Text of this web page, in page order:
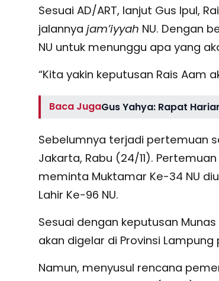
Sesuai AD/ART, lanjut Gus Ipul,
jalannya jam’iyyah NU. Dengan
NU untuk menunggu apa yang
“Kita yakin keputusan Rais Aam
Baca JugaGus Yahya: Rapat
Sebelumnya terjadi pertemuan
Jakarta, Rabu (24/11).
meminta Muktamar Ke-34 NU
Lahir Ke-96 NU.
Sesuai dengan keputusan
akan digelar di Provinsi
Namun, menyusul rencana